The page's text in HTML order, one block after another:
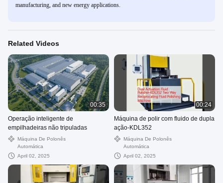
manufacturing, and new energy applications.
Related Videos
00:35
Operação inteligente de
empilhadeiras não tripuladas
Máquina De Polonês
Automática
April 02, 2025
00:24
Máquina de polir com fluido de dupla
ação-KDL352
Máquina De Polonês
Automática
April 02, 2025